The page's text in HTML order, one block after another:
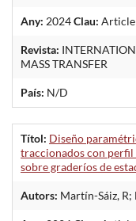
Any: 2024Clau: Article
Revista:
MASS TRANSFER
País: N/D
Títol: Diseño
traccionados con
sobre graderíos de
Autors: Martín-Sáiz, R;